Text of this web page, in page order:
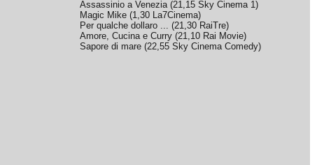
Assassinio a Venezia(21,15 Sky Cinema 1)
Magic Mike (1,30 La7Cinema)
Per qualche dollaro ... (21,30 RaiTre)
Amore, Cucina e Curry (21,10 Rai Movie)
Sapore di mare (22,55 Sky Cinema Comedy)